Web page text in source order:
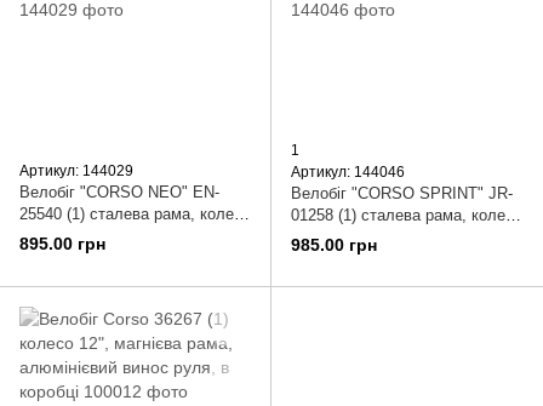
Артикул: 144029
Велобіг "CORSO NEO" EN-
25540 (1) сталева рама, колесо
12" EVA (ПІНА), підставка для
ніг, в коробці
895.00 грн
1
Артикул: 144046
Велобіг "CORSO SPRINT" JR-
01258 (1) сталева рама, колесо
12" EVA (ПІНА), підставка для
ніг, в коробці
985.00 грн